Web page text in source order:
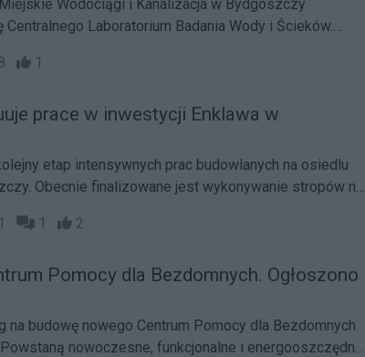
Wodociągi i Kanalizacja w Bydgoszczy
Centralnego Laboratorium Badania Wody i Ścieków.
jakości wody pitnej.
1
prace w inwestycji Enklawa w
etap intensywnych prac budowlanych na osiedlu
Obecnie finalizowane jest wykonywanie stropów nad
Z4 widoczne są już pierwsze ściany żelbetowe na
na bieżąco monitoruje postępy budowy. Osiedle
przyszłym mieszkańcom komfortowej i
do życia.
1 2
Pomocy dla Bezdomnych. Ogłoszono
na budowę nowego Centrum Pomocy dla Bezdomnych
nowoczesne, funkcjonalne i energooszczędne